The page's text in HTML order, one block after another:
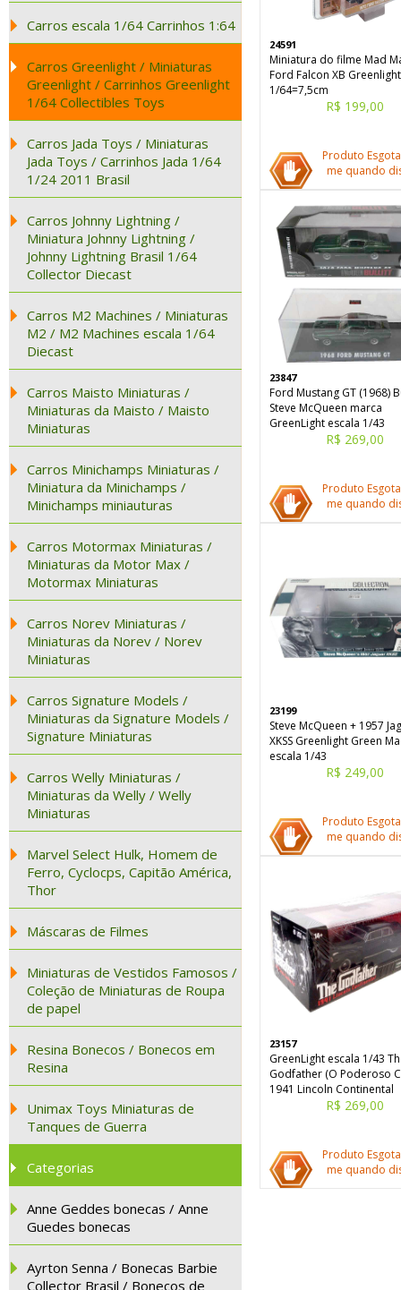
Carros escala 1/64 Carrinhos 1:64
Carros Greenlight / Miniaturas
Greenlight / Carrinhos Greenlight
1/64 Collectibles Toys
Carros Jada Toys / Miniaturas
Jada Toys / Carrinhos Jada 1/64
1/24 2011 Brasil
Carros Johnny Lightning /
Miniatura Johnny Lightning /
Johnny Lightning Brasil 1/64
Collector Diecast
Carros M2 Machines / Miniaturas
M2 / M2 Machines escala 1/64
Diecast
Carros Maisto Miniaturas /
Miniaturas da Maisto / Maisto
Miniaturas
Carros Minichamps Miniaturas /
Miniatura da Minichamps /
Minichamps miniauturas
Carros Motormax Miniaturas /
Miniaturas da Motor Max /
Motormax Miniaturas
Carros Norev Miniaturas /
Miniaturas da Norev / Norev
Miniaturas
Carros Signature Models /
Miniaturas da Signature Models /
Signature Miniaturas
Carros Welly Miniaturas /
Miniaturas da Welly / Welly
Miniaturas
Marvel Select Hulk, Homem de
Ferro, Cyclocps, Capitão América,
Thor
Máscaras de Filmes
Miniaturas de Vestidos Famosos /
Coleção de Miniaturas de Roupa
de papel
Resina Bonecos / Bonecos em
Resina
Unimax Toys Miniaturas de
Tanques de Guerra
Categorias
Anne Geddes bonecas / Anne
Guedes bonecas
Ayrton Senna / Bonecas Barbie
Collector Brasil / Bonecos de
24591
Miniatura do filme Mad
Ford Falcon XB
1/64=7,5cm
R$ 199,00
Produto
me quando
23847
Ford Mustang GT (1968)
Steve McQueen marca
GreenLight escala 1/43
R$ 269,00
Produto
me quando
23199
Steve McQueen + 1957
XKSS Greenlight Green
escala 1/43
R$ 249,00
Produto
me quando
23157
GreenLight escala 1/43
Godfather (O Poderoso
1941 Lincoln Continental
R$ 269,00
Produto
me quando